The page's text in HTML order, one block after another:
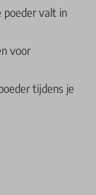
poeder valt in
voor
tijdens je